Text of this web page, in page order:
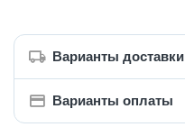
Варианты доставки
Варианты оплаты